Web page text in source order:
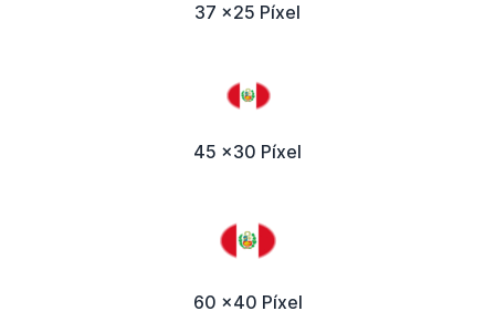
37 x25 Píxel
45 x30 Píxel
60 x40 Píxel